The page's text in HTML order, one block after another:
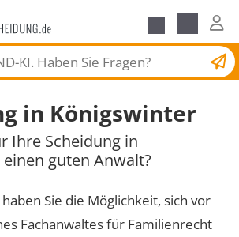
Scheidungsantrag
in Königswinter
Ihre Scheidung in
guten Anwalt?
Sie die Möglichkeit, sich vor
Fachanwaltes für Familienrecht